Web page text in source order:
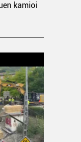
kamioi